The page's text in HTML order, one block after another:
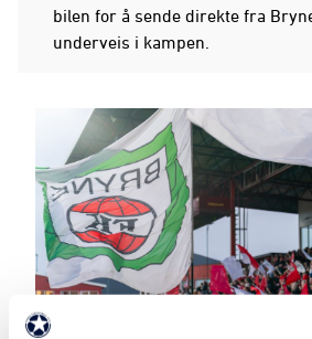
bilen for å sende direkte fra
underveis i kampen.